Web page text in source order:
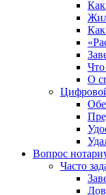
Как
Что
О
Вопрос
Часто